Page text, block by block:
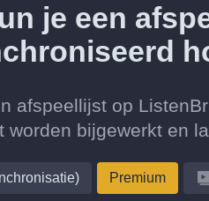
je een
afspeellijst op
worden bijgewerkt en
Premium